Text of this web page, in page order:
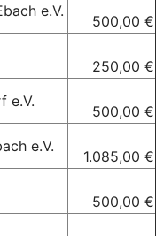
e.V.
500,00 €
250,00 €
e.V.
500,00 €
e.V.
1.085,00 €
500,00 €